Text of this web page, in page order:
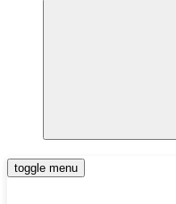
toggle menu